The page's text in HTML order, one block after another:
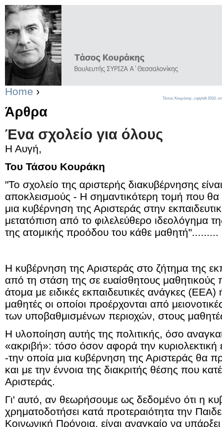
Home ›
Άρθρα
Ένα σχολείο για όλους
Η Αυγή,
Του Τάσου Κουράκη
"Το σχολείο της αριστερής διακυβέρνησης
αποκλεισμούς - Η σημαντικότερη τομή που
μια κυβέρνηση της Αριστεράς στην
μετατόπιση από το φιλελεύθερο ιδεολόγημα
της ατομικής προόδου του κάθε μαθητή".........
Η κυβέρνηση της Αριστεράς στο ζήτημα της
από τη στάση της σε ευαίσθητους
άτομα με ειδικές εκπαιδευτικές ανάγκες
μαθητές οι οποίοι προέρχονται από
των υποβαθμισμένων περιοχών, στους
Η υλοποίηση αυτής της πολιτικής, όσο
«ακριβή»: τόσο όσον αφορά την κυριολεκτική
-την οποία μια κυβέρνηση της Αριστεράς θα
και με την έννοια της διακριτής θέσης που
Αριστεράς.
Γι' αυτό, αν θεωρήσουμε ως δεδομένο ότι η
χρηματοδοτήσει κατά προτεραιότητα την
Κοινωνική Πρόνοια, είναι αναγκαίο να
Τάσος Κουράκης, copyleft 2010,